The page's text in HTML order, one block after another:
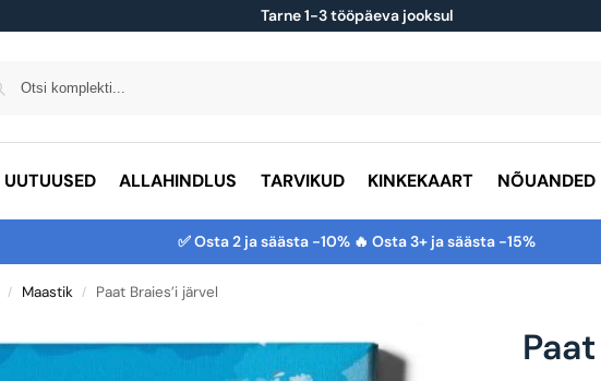
Tarne 1-3 tööpäeva jooksul
UUTUUSED ALLAHINDLUS TARVIKUD KINKEKAART NÕUANDED
✅ Osta 2 ja säästa -10% 🔥 Osta 3+ ja säästa -15%
/ Maastik / Paat Braies’i järvel